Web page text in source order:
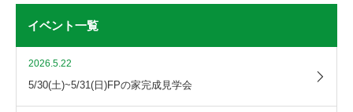
イベント一覧
2026.5.22
5/30(土)~5/31(日)FPの家完成見学会